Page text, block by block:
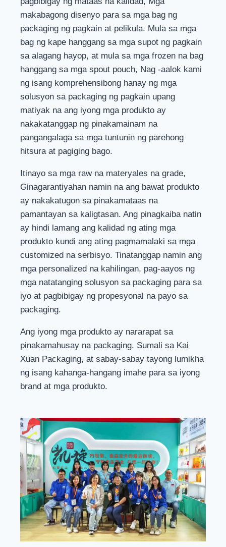
makabagong disenyo para sa mga bag ng
packaging ng pagkain at pelikula. Mula sa mga
bag ng kape hanggang sa mga supot ng pagkain
sa alagang hayop, at mula sa mga frozen na bag
hanggang sa mga spout pouch, Nag -aalok kami
ng isang komprehensibong hanay ng mga
solusyon sa packaging ng pagkain upang
matiyak na ang iyong mga produkto ay
nakakatanggap ng pinakamainam na
pangangalaga sa mga tuntunin ng parehong
hitsura at pagiging bago.
Itinayo sa mga raw na materyales na grade,
Ginagarantiyahan namin na ang bawat produkto
ay nakakatugon sa pinakamataas na
pamantayan sa kaligtasan. Ang pinagkaiba natin
ay hindi lamang ang kalidad ng ating mga
produkto kundi ang ating pagmamalaki sa mga
customized na serbisyo. Tinatanggap namin ang
mga personalized na kahilingan, pag-aayos ng
mga natatanging solusyon sa packaging para sa
iyo at pagbibigay ng propesyonal na payo sa
packaging.
Ang iyong mga produkto ay nararapat sa
pinakamahusay na packaging. Sumali sa Kai
Xuan Packaging, at sabay-sabay tayong lumikha
ng isang kahanga-hangang imahe para sa iyong
brand at mga produkto.